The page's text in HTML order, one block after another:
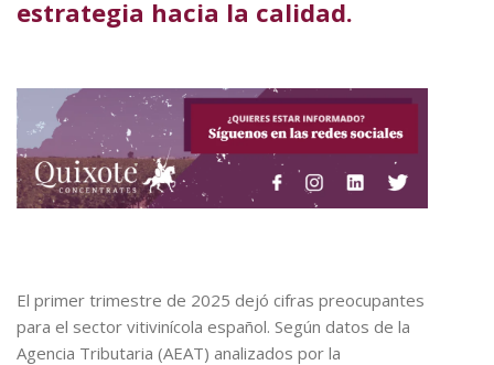
estrategia hacia la calidad.
El primer trimestre de 2025 dejó cifras preocupantes
para el sector vitivinícola español. Según datos de la
Agencia Tributaria (AEAT) analizados por la